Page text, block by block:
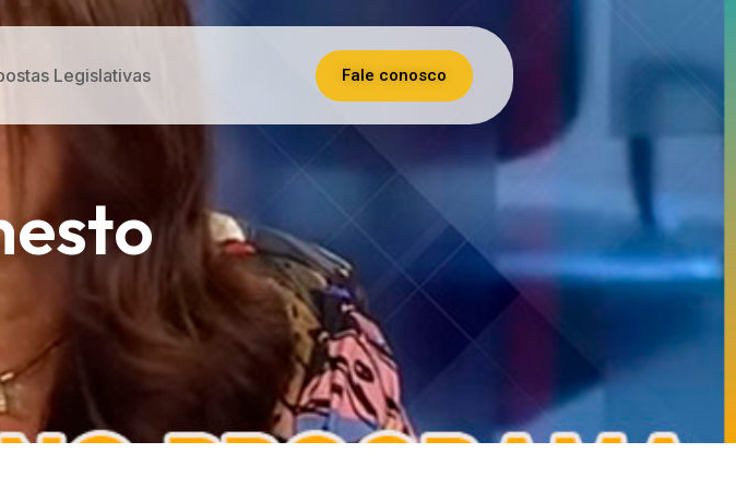
Legislativas Fale conosco